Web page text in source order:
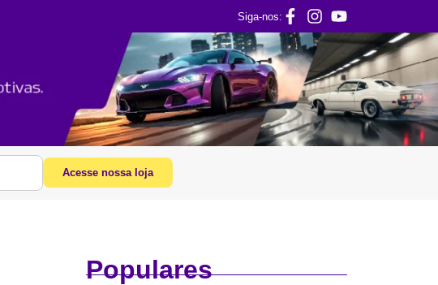
Siga-nos:
Acesse nossa loja
Populares